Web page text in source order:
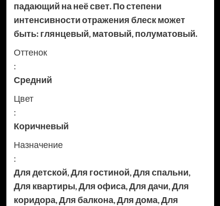
падающий на неё свет. По степени
интенсивности отражения блеск может
быть: глянцевый, матовый, полуматовый.
Оттенок
:
Средний
Цвет
:
Коричневый
Назначение
:
Для детской,Для гостиной,Для спальни,
Для квартиры,Для офиса,Для дачи,Для
коридора,Для балкона,Для дома,Для